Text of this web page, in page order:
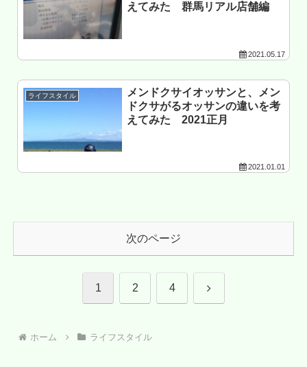
えてみた 群馬リアル店舗編
2021.05.17
ライフスタイル
メンドクサイオッサンと、メン
ドクサがるオッサンの違いを考
えてみた 2021正月
2021.01.01
次のページ
1 2 4 次
ホーム ライフスタイル